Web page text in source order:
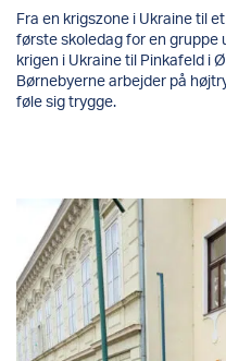
Fra en krigszone i Ukraine til
første skoledag for en gruppe
krigen i Ukraine til Pinkafeld i
Børnebyerne arbejder på
føle sig trygge.